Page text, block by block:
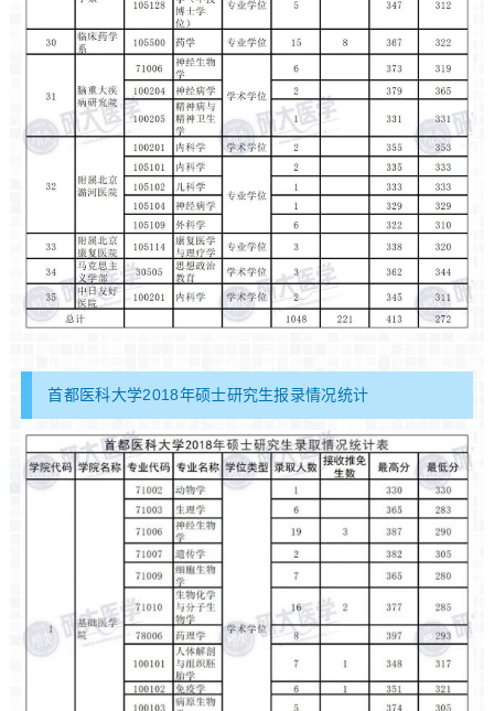
首都医科大学2018年硕士研究生报录情况统计